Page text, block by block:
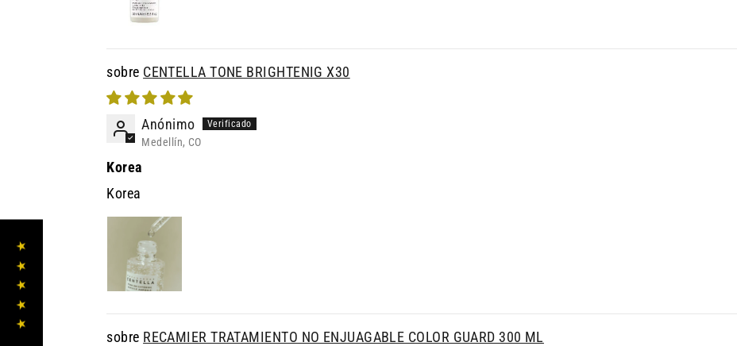
CENTELLA TONE BRIGHTENIG X30
Anónimo
Medellín, CO
Korea
Korea
RECAMIER TRATAMIENTO NO ENJUAGABLE COLOR GUARD 300 ML
★ ★ ★ ★ ★